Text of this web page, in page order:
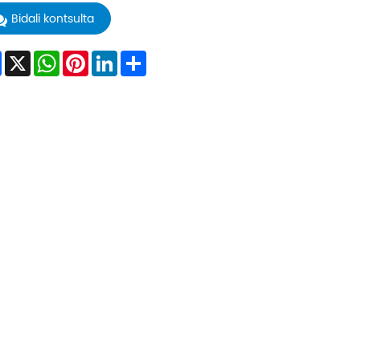
Bidali kontsulta
Facebook
X WhatsApp
Pinterest
LinkedInShare